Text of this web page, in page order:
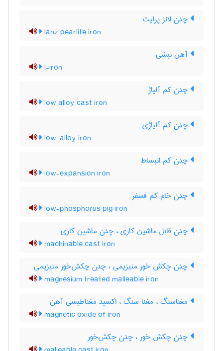
چدن لانز پرلیت
lanz pearlite iron
آهن نبشی
l-iron
چدن کم آلیاژ
low alloy cast iron
چدن کم آلیاژی
low-alloy iron
چدن کم انبساط
low-expansion iron
چدن خام کم فسفر
low-phosphorus pig iron
چدن قابل ماشین کاری ، چدن ماشین کاری
machinable cast iron
چدن چکش خور منیزیمی ، چدن چکش‌خور منیزیمی
magnesium treated malleable iron
مغناسنگ ، مغنا سنگ ، اکسید مغناطیسی آهن
magnetic oxide of iron
چدن چکش خور ، چدن چکش‌خور